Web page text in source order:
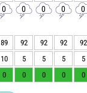
0 0 0 0 0
89 92 92 92
92
10 5 5 5
5
0 0 0 0 0